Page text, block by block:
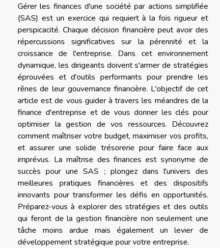
Gérer les finances d'une société par actions simplifiée
(SAS) est un exercice qui requiert à la fois rigueur et
perspicacité. Chaque décision financière peut avoir des
répercussions significatives sur la pérennité et la
croissance de l'entreprise. Dans cet environnement
dynamique, les dirigeants doivent s'armer de stratégies
éprouvées et d'outils performants pour prendre les
rênes de leur gouvernance financière. L'objectif de cet
article est de vous guider à travers les méandres de la
finance d'entreprise et de vous donner les clés pour
optimiser la gestion de vos ressources. Découvrez
comment maîtriser votre budget, maximiser vos profits,
et assurer une solide trésorerie pour faire face aux
imprévus. La maîtrise des finances est synonyme de
succès pour une SAS ; plongez dans l'univers des
meilleures pratiques financières et des dispositifs
innovants pour transformer les défis en opportunités.
Préparez-vous à explorer des stratégies et des outils
qui feront de la gestion financière non seulement une
tâche moins ardue mais également un levier de
développement stratégique pour votre entreprise.